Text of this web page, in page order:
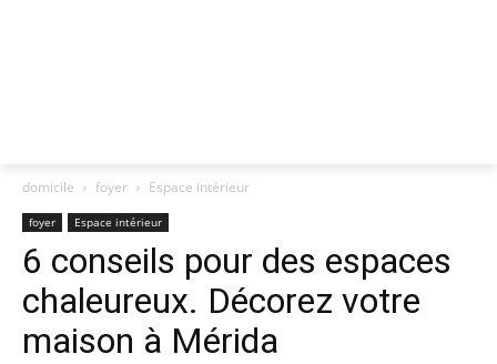
domicile foyer Espace intérieur
foyer Espace intérieur
6 conseils pour des espaces
chaleureux. Décorez votre
maison à Mérida